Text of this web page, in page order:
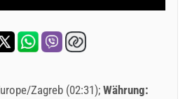
Zagreb (02:31) Währung: